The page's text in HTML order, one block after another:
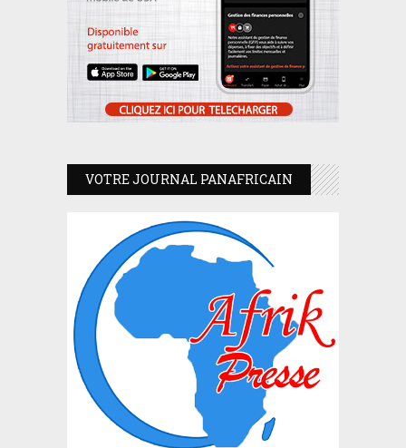
VOTRE JOURNAL PANAFRICAIN